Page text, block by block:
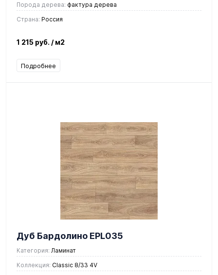
Порода дерева: фактура дерева
Страна: Россия
1 215 руб. / м2
Подробнее
Дуб Бардолино EPL035
Категория: Ламинат
Коллекция: Classic 8/33 4V